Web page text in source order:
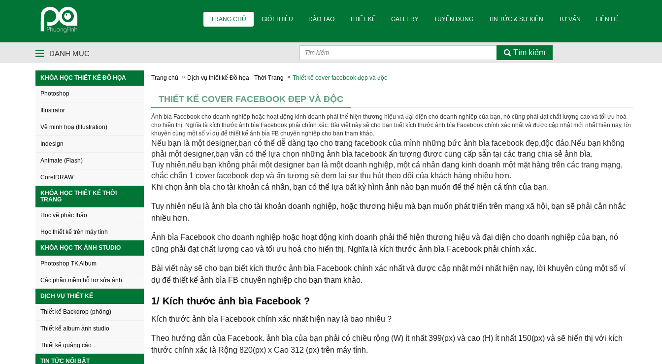
TRANG CHỦ GIỚI THIỆU ĐÀO TẠO THIẾT KẾ GALLERY TUYỂN DỤNG TIN TỨC & SỰ KIỆN TƯ VẤN LIÊN HỆ
DANH MỤC Tìm kiếm
KHÓA HỌC THIẾT KẾ ĐỒ HỌA
Photoshop
Illustrator
Vẽ minh hoạ (Illustration)
Indesign
Animate (Flash)
CorelDRAW
KHÓA HỌC THIẾT KẾ THỜI
TRANG
Học vẽ phác thảo
Học thiết kế trên máy tính
KHÓA HỌC TK ẢNH STUDIO
Photoshop TK Album
Các phần mềm hỗ trợ sửa ảnh
DỊCH VỤ THIẾT KẾ
Thiết kế Backdrop (phông)
Thiết kế album ảnh studio
Thiết kế quảng cáo
TIN TỨC NỔI BẬT
Trang chủ » Dịch vụ thiết kế Đồ họa - Thời Trang » Thiết kế cover facebook đẹp và độc
THIẾT KẾ COVER FACEBOOK ĐẸP VÀ ĐỘC
Ảnh bìa Facebook cho doanh nghiệp hoặc hoạt động kinh doanh phải thể hiện thương hiệu và đại diện cho doanh nghiệp của bạn, nó cũng phải đạt chất lượng cao và tối ưu hoá
cho hiển thị. Nghĩa là kích thước ảnh bìa Facebook phải chính xác. Bài viết này sẽ cho bạn biết kích thước ảnh bìa Facebook chính xác nhất và được cập nhật mới nhất hiện nay, lời
khuyên cùng một số ví dụ để thiết kế ảnh bìa FB chuyên nghiệp cho bạn tham khảo.
Nếu bạn là một designer,bạn có thể dễ dàng tạo cho trang facebook của mình những bức ảnh bìa facebook đẹp,độc đáo.Nếu bạn không
phải một designer,bạn vẫn có thể lựa chọn những ảnh bìa facebook ấn tượng được cung cấp sẵn tại các trang chia sẻ ảnh bìa.
Tuy nhiên,nếu bạn không phải một designer bạn là một doanh nghiệp, một cá nhân đang kinh doanh một mặt hàng trên các trang mạng,
chắc chắn 1 cover facebook đẹp và ấn tượng sẽ đem lại sự thu hút theo dõi của khách hàng nhiều hơn.
Khi chọn ảnh bìa cho tài khoản cá nhân, bạn có thể lựa bất kỳ hình ảnh nào bạn muốn để thể hiện cá tính của bạn.
Tuy nhiên nếu là ảnh bìa cho tài khoản doanh nghiệp, hoặc thương hiệu mà bạn muốn phát triển trên mạng xã hội, bạn sẽ phải cân nhắc
nhiều hơn.
Ảnh bìa Facebook cho doanh nghiệp hoặc hoạt động kinh doanh phải thể hiện thương hiệu và đại diện cho doanh nghiệp của bạn, nó
cũng phải đạt chất lượng cao và tối ưu hoá cho hiển thị. Nghĩa là kích thước ảnh bìa Facebook phải chính xác.
Bài viết này sẽ cho bạn biết kích thước ảnh bìa Facebook chính xác nhất và được cập nhật mới nhất hiện nay, lời khuyên cùng một số ví
dụ để thiết kế ảnh bìa FB chuyên nghiệp cho bạn tham khảo.
1/ Kích thước ảnh bìa Facebook ?
Kích thước ảnh bìa Facebook chính xác nhất hiện nay là bao nhiêu ?
Theo hướng dẫn của Facebook. ảnh bìa của bạn phải có chiều rộng (W) ít nhất 399(px) và cao (H) ít nhất 150(px) và sẽ hiển thị với kích
thước chính xác là Rộng 820(px) x Cao 312 (px) trên máy tính.